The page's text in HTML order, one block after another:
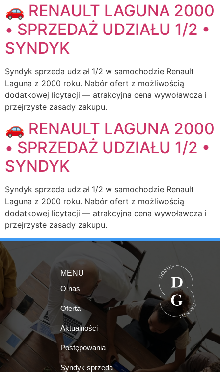
🚗 RENAULT LAGUNA 2000
• SPRZEDAŻ UDZIAŁU 1/2 •
SYNDYK
Syndyk sprzeda udział 1/2 w samochodzie Renault
Laguna z 2000 roku. Nabór ofert z możliwością
dodatkowej licytacji — atrakcyjna cena wywoławcza i
przejrzyste zasady zakupu.
🚗 RENAULT LAGUNA 2000
• SPRZEDAŻ UDZIAŁU 1/2 •
SYNDYK
Syndyk sprzeda udział 1/2 w samochodzie Renault
Laguna z 2000 roku. Nabór ofert z możliwością
dodatkowej licytacji — atrakcyjna cena wywoławcza i
przejrzyste zasady zakupu.
MENU
O nas
Oferta
Aktualności
Postępowania
Syndyk sprzeda